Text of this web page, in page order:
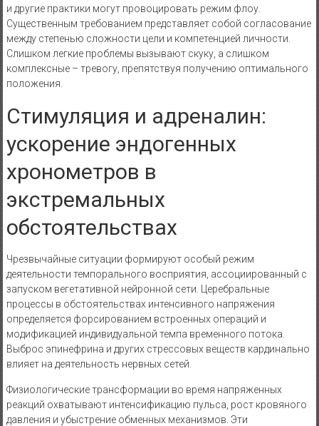
и другие практики могут провоцировать режим флоу.
Существенным требованием представляет собой согласование
между степенью сложности цели и компетенцией личности.
Слишком легкие проблемы вызывают скуку, а слишком
комплексные – тревогу, препятствуя получению оптимального
положения.
Стимуляция и адреналин:
ускорение эндогенных
хронометров в
экстремальных
обстоятельствах
Чрезвычайные ситуации формируют особый режим
деятельности темпорального восприятия, ассоциированный с
запуском вегетативной нейронной сети. Церебральные
процессы в обстоятельствах интенсивного напряжения
определяется форсированием встроенных операций и
модификацией индивидуальной темпа временного потока.
Выброс эпинефрина и других стрессовых веществ кардинально
влияет на деятельность нервных сетей.
Физиологические трансформации во время напряженных
реакций охватывают интенсификацию пульса, рост кровяного
давления и убыстрение обменных механизмов. Эти